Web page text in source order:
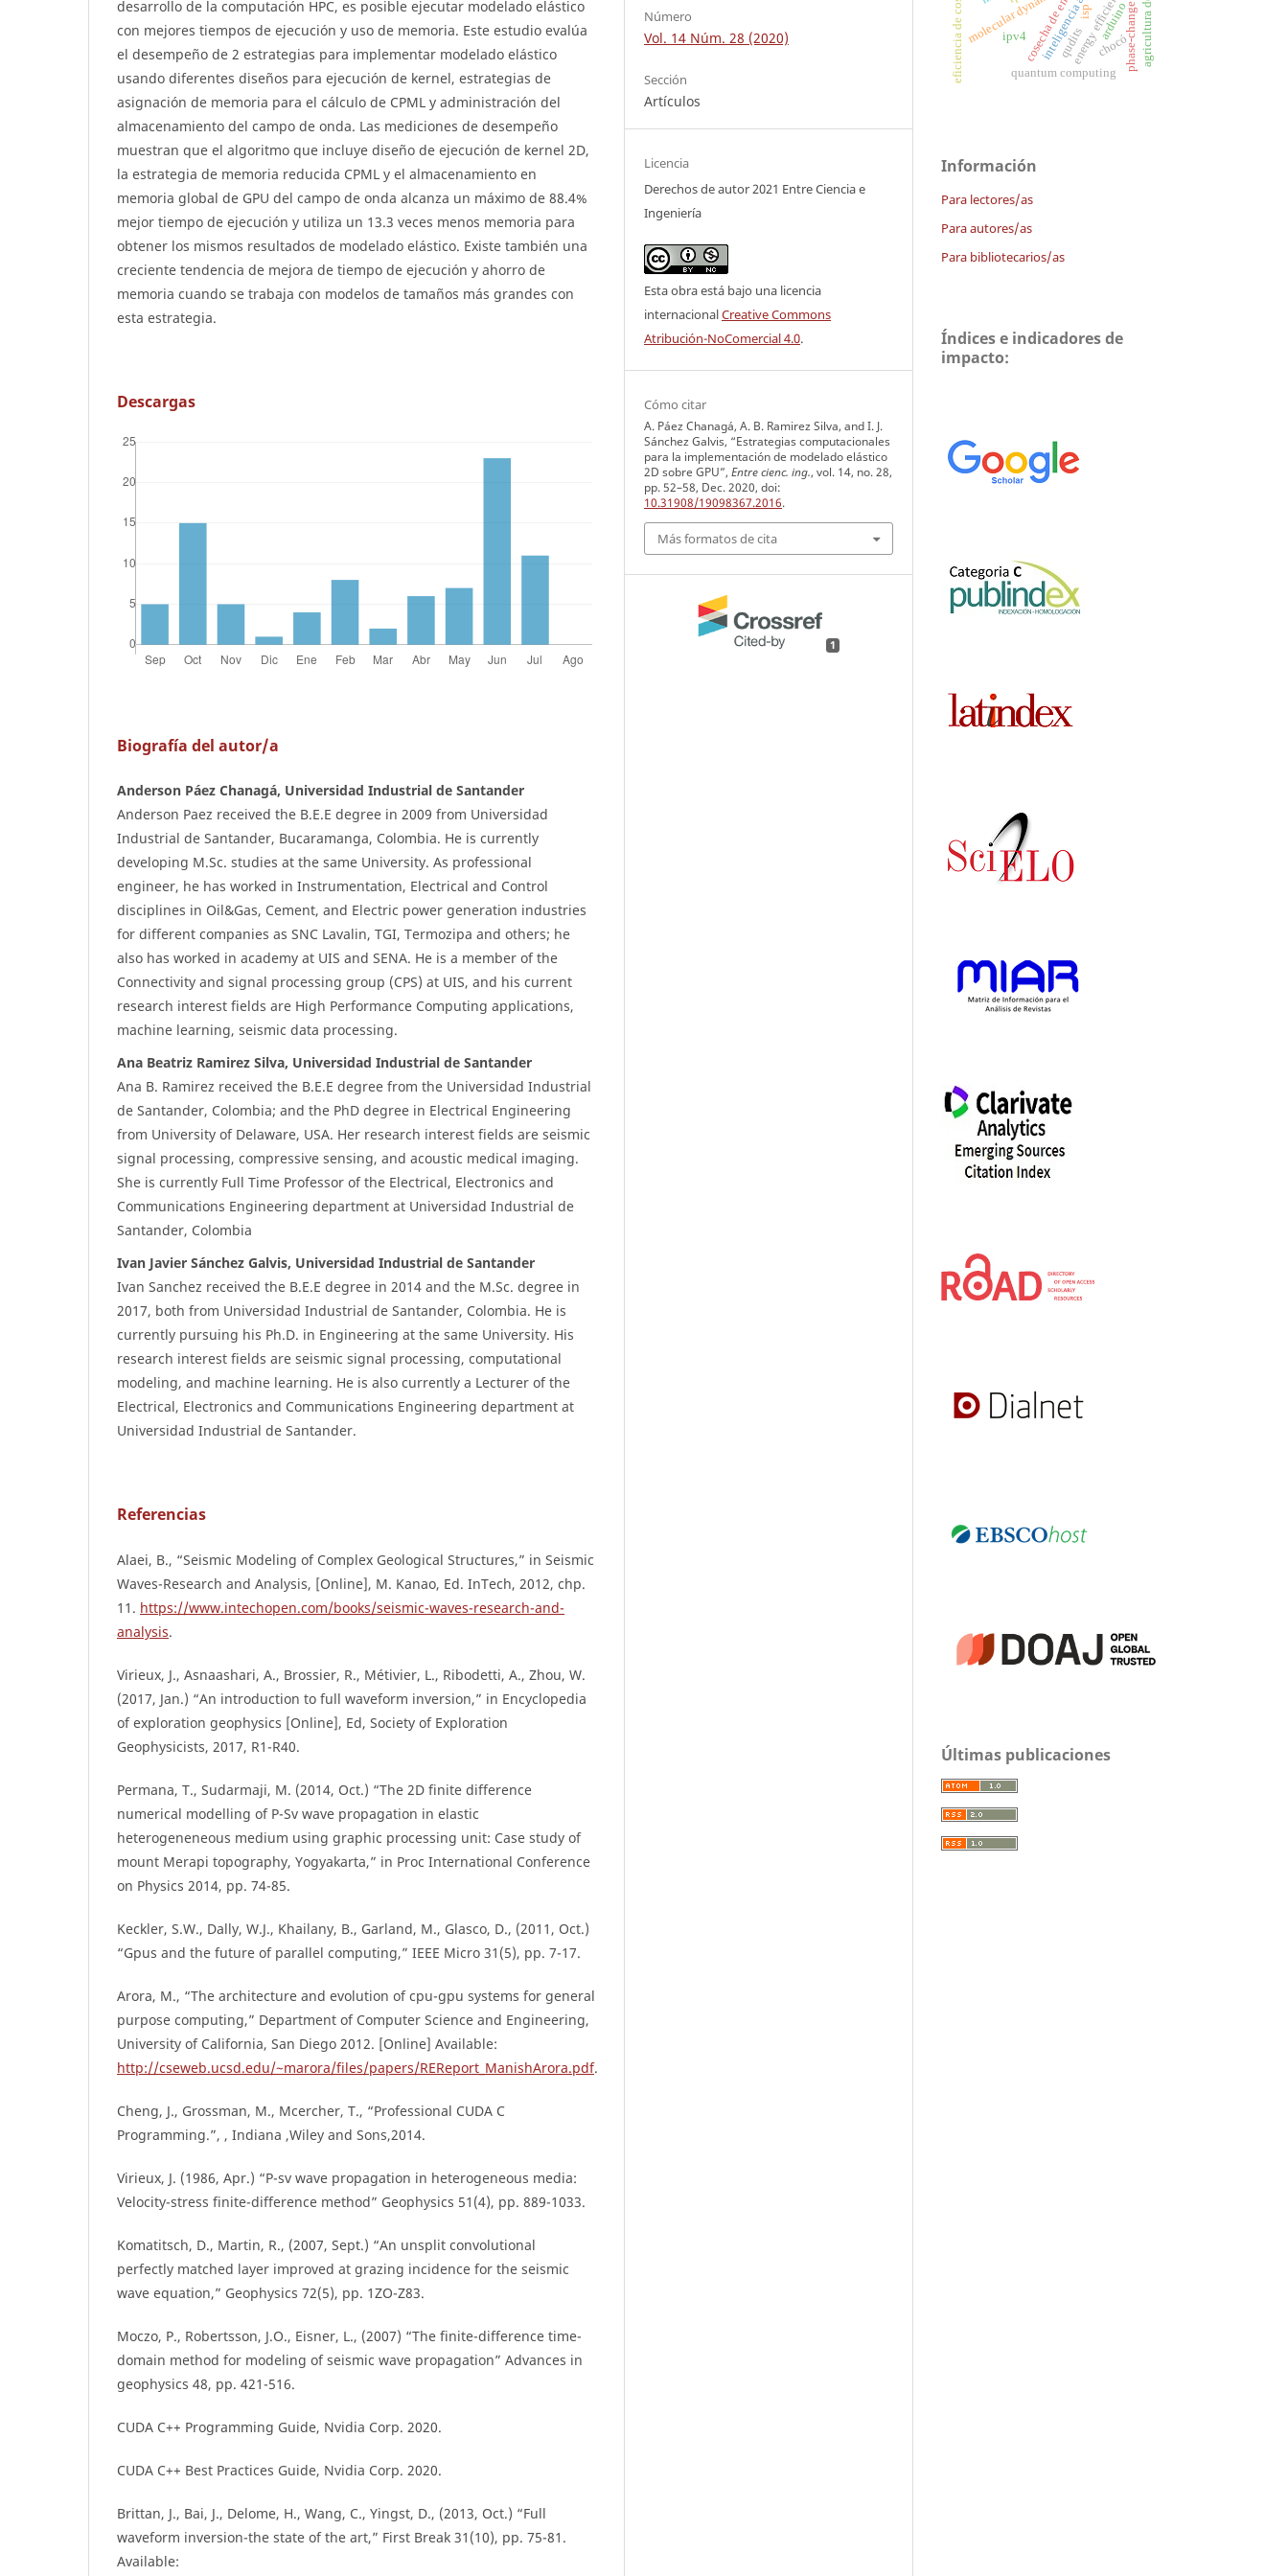
desarrollo de la computación HPC, es posible ejecutar modelado elástico
con mejores tiempos de ejecución y uso de memoria. Este estudio evalúa
el desempeño de 2 estrategias para implementar modelado elástico
usando diferentes diseños para ejecución de kernel, estrategias de
asignación de memoria para el cálculo de CPML y administración del
almacenamiento del campo de onda. Las mediciones de desempeño
muestran que el algoritmo que incluye diseño de ejecución de kernel 2D,
la estrategia de memoria reducida CPML y el almacenamiento en
memoria global de GPU del campo de onda alcanza un máximo de 88.4%
mejor tiempo de ejecución y utiliza un 13.3 veces menos memoria para
obtener los mismos resultados de modelado elástico. Existe también una
creciente tendencia de mejora de tiempo de ejecución y ahorro de
memoria cuando se trabaja con modelos de tamaños más grandes con
esta estrategia.
Descargas
Biografía del autor/a
Anderson Páez Chanagá, Universidad Industrial de Santander
Anderson Paez received the B.E.E degree in 2009 from Universidad
Industrial de Santander, Bucaramanga, Colombia. He is currently
developing M.Sc. studies at the same University. As professional
engineer, he has worked in Instrumentation, Electrical and Control
disciplines in Oil&Gas, Cement, and Electric power generation industries
for different companies as SNC Lavalin, TGI, Termozipa and others; he
also has worked in academy at UIS and SENA. He is a member of the
Connectivity and signal processing group (CPS) at UIS, and his current
research interest fields are High Performance Computing applications,
machine learning, seismic data processing.
Ana Beatriz Ramirez Silva, Universidad Industrial de Santander
Ana B. Ramirez received the B.E.E degree from the Universidad Industrial
de Santander, Colombia; and the PhD degree in Electrical Engineering
from University of Delaware, USA. Her research interest fields are seismic
signal processing, compressive sensing, and acoustic medical imaging.
She is currently Full Time Professor of the Electrical, Electronics and
Communications Engineering department at Universidad Industrial de
Santander, Colombia
Ivan Javier Sánchez Galvis, Universidad Industrial de Santander
Ivan Sanchez received the B.E.E degree in 2014 and the M.Sc. degree in
2017, both from Universidad Industrial de Santander, Colombia. He is
currently pursuing his Ph.D. in Engineering at the same University. His
research interest fields are seismic signal processing, computational
modeling, and machine learning. He is also currently a Lecturer of the
Electrical, Electronics and Communications Engineering department at
Universidad Industrial de Santander.
Referencias
Alaei, B., “Seismic Modeling of Complex Geological Structures,” in Seismic
Waves-Research and Analysis, [Online], M. Kanao, Ed. InTech, 2012, chp.
11. https://www.intechopen.com/books/seismic-waves-research-and-
analysis.
Virieux, J., Asnaashari, A., Brossier, R., Métivier, L., Ribodetti, A., Zhou, W.
(2017, Jan.) “An introduction to full waveform inversion,” in Encyclopedia
of exploration geophysics [Online], Ed, Society of Exploration
Geophysicists, 2017, R1-R40.
Permana, T., Sudarmaji, M. (2014, Oct.) “The 2D finite difference
numerical modelling of P-Sv wave propagation in elastic
heterogeneneous medium using graphic processing unit: Case study of
mount Merapi topography, Yogyakarta,” in Proc International Conference
on Physics 2014, pp. 74-85.
Keckler, S.W., Dally, W.J., Khailany, B., Garland, M., Glasco, D., (2011, Oct.)
“Gpus and the future of parallel computing,” IEEE Micro 31(5), pp. 7-17.
Arora, M., “The architecture and evolution of cpu-gpu systems for general
purpose computing,” Department of Computer Science and Engineering,
University of California, San Diego 2012. [Online] Available:
http://cseweb.ucsd.edu/~marora/files/papers/REReport_ManishArora.pdf.
Cheng, J., Grossman, M., Mcercher, T., “Professional CUDA C
Programming.”, , Indiana ,Wiley and Sons,2014.
Virieux, J. (1986, Apr.) “P-sv wave propagation in heterogeneous media:
Velocity-stress finite-difference method” Geophysics 51(4), pp. 889-1033.
Komatitsch, D., Martin, R., (2007, Sept.) “An unsplit convolutional
perfectly matched layer improved at grazing incidence for the seismic
wave equation,” Geophysics 72(5), pp. 1ZO-Z83.
Moczo, P., Robertsson, J.O., Eisner, L., (2007) “The finite-difference time-
domain method for modeling of seismic wave propagation” Advances in
geophysics 48, pp. 421-516.
CUDA C++ Programming Guide, Nvidia Corp. 2020.
CUDA C++ Best Practices Guide, Nvidia Corp. 2020.
Brittan, J., Bai, J., Delome, H., Wang, C., Yingst, D., (2013, Oct.) “Full
waveform inversion-the state of the art,” First Break 31(10), pp. 75-81.
Available:
Número
Vol. 14 Núm. 28 (2020)
Sección
Artículos
Licencia
Derechos de autor 2021 Entre Ciencia e
Ingeniería
Esta obra está bajo una licencia
internacionalCreative Commons
Atribución-NoComercial 4.0.
Cómo citar
A. Páez Chanagá, A. B. Ramirez Silva, and I. J.
Sánchez Galvis, “Estrategias computacionales
para la implementación de modelado elástico
2D sobre GPU”, Entre cienc. ing., vol. 14, no. 28,
pp. 52–58, Dec. 2020, doi:
10.31908/19098367.2016.
Más formatos de cita
1
cosecha de energía
ipv4 energy efficiency
molecular dynamics
eficiencia de costos quantum computing
qudits
isp
chocó
arduino
Información
Para lectores/as
Para autores/as
Para bibliotecarios/as
Índices e indicadores de
impacto:
Últimas publicaciones